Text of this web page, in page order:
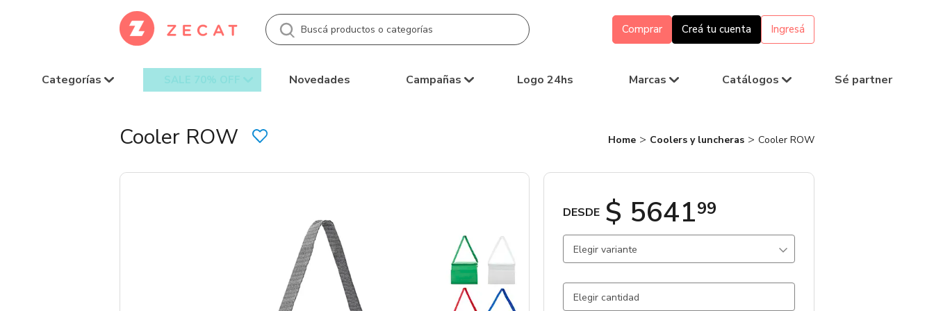
Comprar Creá tu cuenta Ingresá
Categorías SALE 70% OFF Novedades Campañas Logo 24hs Marcas Catálogos Sé partner
Cooler ROW Home Coolers y luncheras Cooler ROW
DESDE $ 564199
Elegir variante
Negro / Negro / Poliestileno 19.642 un.
Blanco / Blanco / Poliestileno 5860 un.